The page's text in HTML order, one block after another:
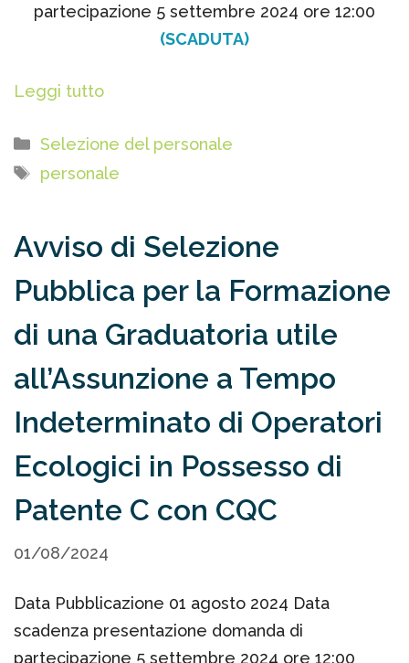
partecipazione 5 settembre 2024 ore 12:00
(SCADUTA)
Leggi tutto
Categorie
Selezione del personale
Tag
personale
Avviso di Selezione
Pubblica per la Formazione
di una Graduatoria utile
all’Assunzione a Tempo
Indeterminato di Operatori
Ecologici in Possesso di
Patente C con CQC
01/08/2024
Data Pubblicazione 01 agosto 2024 Data
scadenza presentazione domanda di
partecipazione 5 settembre 2024 ore 12:00